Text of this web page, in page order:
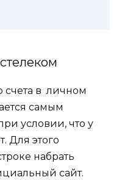
счета вличном
самым
условии, что у
Для этого
набрать
сайт.